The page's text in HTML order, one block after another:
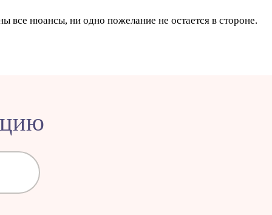
все нюансы, ни одно пожелание не остается в стороне.